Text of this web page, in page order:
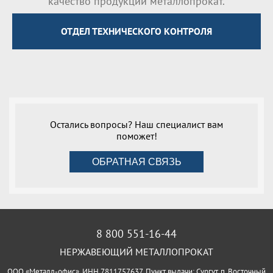
ОТДЕЛ ТЕХНИЧЕСКОГО КОНТРОЛЯ
Остались вопросы? Наш специалист вам
поможет!
ОБРАТНАЯ СВЯЗЬ
8 800 551-16-44
НЕРЖАВЕЮЩИЙ МЕТАЛЛОПРОКАТ